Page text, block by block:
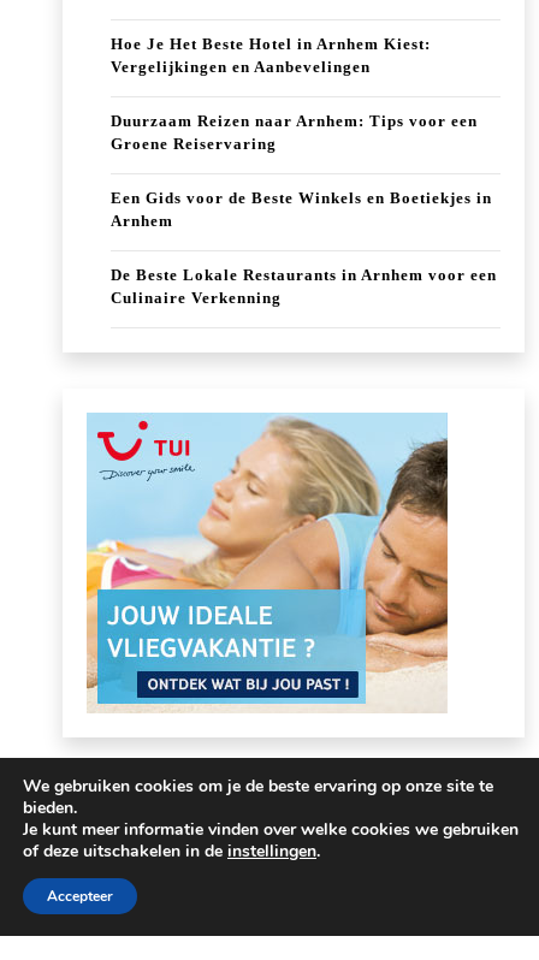
Hoe Je Het Beste Hotel in Arnhem Kiest:
Vergelijkingen en Aanbevelingen
Duurzaam Reizen naar Arnhem: Tips voor een
Groene Reiservaring
Een Gids voor de Beste Winkels en Boetiekjes in
Arnhem
De Beste Lokale Restaurants in Arnhem voor een
Culinaire Verkenning
We gebruiken cookies om je de beste ervaring op onze site te
bieden.
Je kunt meer informatie vinden over welke cookies we gebruiken
of deze uitschakelen in de instellingen.
Accepteer